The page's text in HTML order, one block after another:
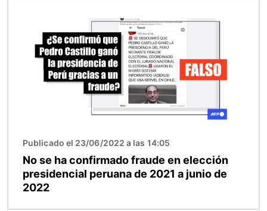
Publicado el 23/06/2022 a las 14:05
No se ha confirmado fraude en elección
presidencial peruana de 2021 a junio de
2022